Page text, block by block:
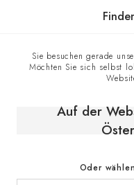
Hergestellt in Frankreich
Homepage EuroCave-
Sie besuchen gerade
Möchten Sie sich selbst
Auf der
Oder